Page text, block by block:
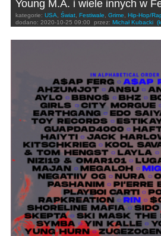
Young M.A. i wiele innych w
kategorie: USA Świat Festiwale Grime Hip-Hop/
dodano: 2020-10-25 09:00 przez: Michał Kubacki